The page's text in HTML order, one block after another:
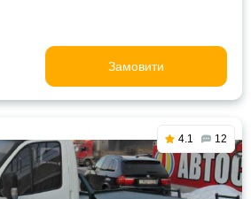
Замовити
4.1 12